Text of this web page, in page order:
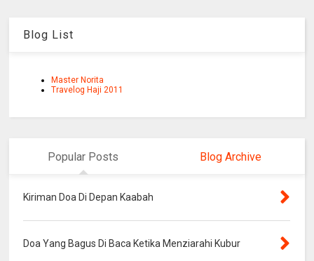
Blog List
Master Norita
Travelog Haji 2011
Popular Posts Blog Archive
Kiriman Doa Di Depan Kaabah
Doa Yang Bagus Di Baca Ketika Menziarahi Kubur